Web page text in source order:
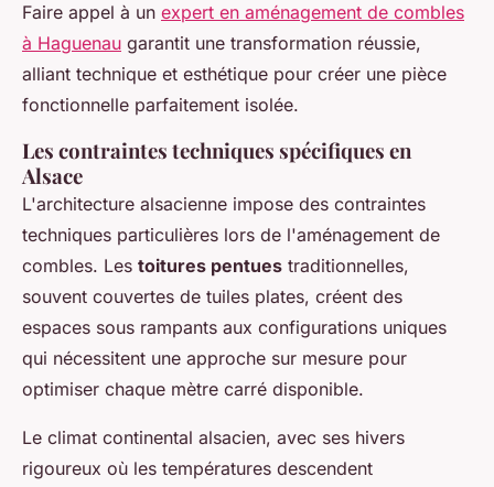
Faire appel à un expert en aménagement de combles
à Haguenau garantit une transformation réussie,
alliant technique et esthétique pour créer une pièce
fonctionnelle parfaitement isolée.
Les contraintes techniques spécifiques en
Alsace
L'architecture alsacienne impose des contraintes
techniques particulières lors de l'aménagement de
combles. Les toitures pentues traditionnelles,
souvent couvertes de tuiles plates, créent des
espaces sous rampants aux configurations uniques
qui nécessitent une approche sur mesure pour
optimiser chaque mètre carré disponible.
Le climat continental alsacien, avec ses hivers
rigoureux où les températures descendent